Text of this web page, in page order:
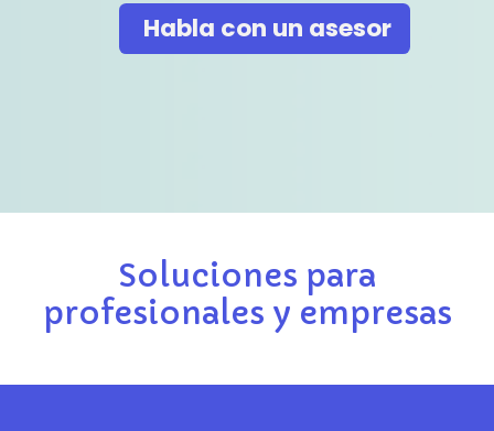
Habla co​​​​n un asesor
Soluciones para
profesionales y empresas